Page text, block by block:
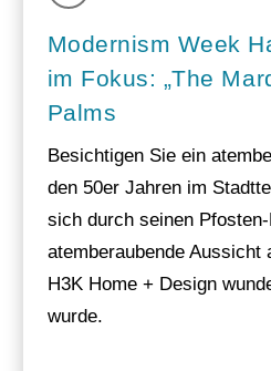
Modernism Week
im Fokus: „The
Palms
Besichtigen Sie ein
den 50er Jahren im
sich durch seinen
atemberaubende Aussicht
H3K Home + Design
wurde.